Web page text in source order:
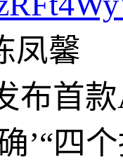
凤馨
发布首
’“四